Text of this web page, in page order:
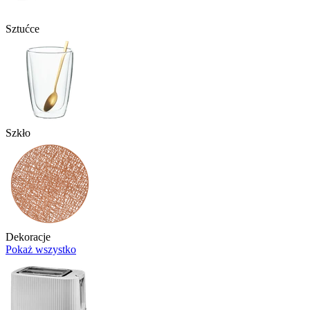
Sztućce
Szkło
Dekoracje
Pokaż wszystko